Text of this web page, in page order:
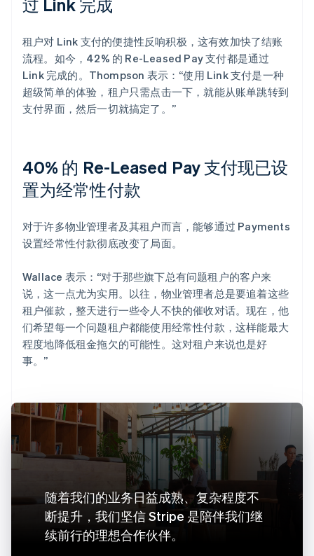
过 Link 完成
租户对 Link 支付的便捷性反响积极，这有效加快了结账
流程。如今，42% 的 Re-Leased Pay 支付都是通过
Link 完成的。Thompson 表示：“使用 Link 支付是一种
超级简单的体验，租户只需点击一下，就能从账单跳转到
支付界面，然后一切就搞定了。”
40% 的 Re-Leased Pay 支付现已设
置为经常性付款
对于许多物业管理者及其租户而言，能够通过 Payments
设置经常性付款彻底改变了局面。
Wallace 表示：“对于那些旗下总有问题租户的客户来
说，这一点尤为实用。以往，物业管理者总是要追着这些
租户催款，整天进行一些令人不快的催收对话。现在，他
们希望每一个问题租户都能使用经常性付款，这样能最大
程度地降低租金拖欠的可能性。这对租户来说也是好
事。”
随着我们的业务日益成熟、复杂程度不
断提升，我们坚信 Stripe 是陪伴我们继
续前行的理想合作伙伴。